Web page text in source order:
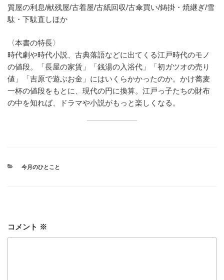
質屋の利息/献残屋/古着屋/古紙回収/古傘買い/鋳掛・焼継ぎ/雪
駄・下駄直しほか
〈本書の特長〉
時代劇や時代小説、古典落語などに出てくる江戸時代のモノ
の値段。「長屋の家賃」「銭湯の入浴代」「初ガツオの売り
値」「吉原で遊ぶお金」にはいくらかかったのか。かけ蕎麦
一杯の値段をもとに、現代の円に換算。江戸っ子たちの財布
の中を知れば、ドラマや小説がもっと楽しくなる。
カ
今月のひとこと
コメント ※